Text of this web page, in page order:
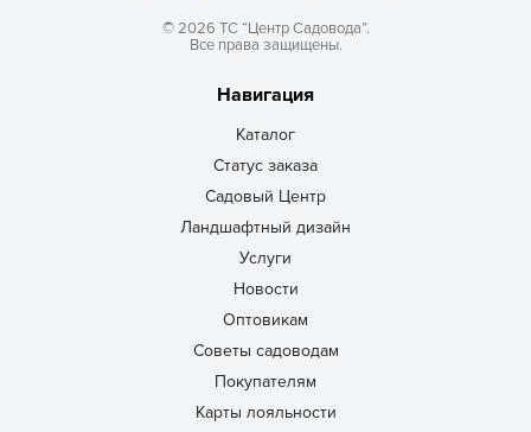
© 2026 ТС “Центр Садовода”.
Все права защищены.
Навигация
Каталог
Статус заказа
Садовый Центр
Ландшафтный дизайн
Услуги
Новости
Оптовикам
Советы садоводам
Покупателям
Карты лояльности